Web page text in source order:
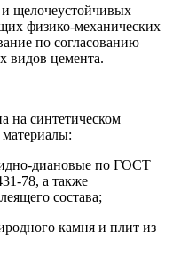
и щелочеустойчивых
физико-механических
по согласованию
видов цемента.
на синтетическом
диановые по ГОСТ
78, а также
состава;
камня и плит из